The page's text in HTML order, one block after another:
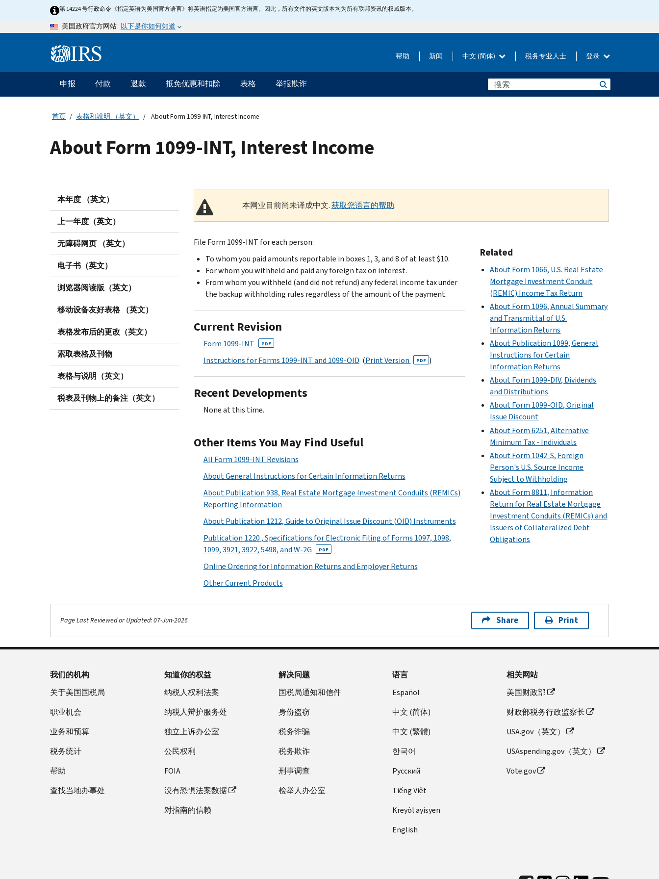
第 14224 号行政命令《指定英语为美国官方语言》将英语指定为美国官方语言。因此，所有文件的英文版本均为所有联邦资讯的权威版本。
美国政府官方网站 以下是你如何知道
Information 帮助 新闻 中文 (简体) 税务专业人士 登录
主
要
导
申报 付款 退款 抵免优惠和扣除 表格 举报欺诈
首页 表格和說明 （英文） About Form 1099-INT, Interest Income
About Form 1099-INT, Interest Income
本年度 （英文）
上一年度（英文）
无障碍网页 （英文）
电子书（英文）
浏览器阅读版（英文）
移动设备友好表格 （英文）
表格发布后的更改（英文）
索取表格及刊物
表格与说明（英文）
税表及刊物上的备注（英文）
本网业目前尚未译成中文.获取您语言的帮助.
File Form 1099-INT for each person:
To whom you paid amounts reportable in boxes 1, 3, and 8 of at least $10.
For whom you withheld and paid any foreign tax on interest.
From whom you withheld (and did not refund) any federal income tax under
the backup withholding rules regardless of the amount of the payment.
Current Revision
Form 1099-INT PDF
Instructions for Forms 1099-INT and 1099-OID (Print Version PDF )
Recent Developments
None at this time.
Other Items You May Find Useful
All Form 1099-INT Revisions
About General Instructions for Certain Information Returns
About Publication 938, Real Estate Mortgage Investment Conduits (REMICs)
Reporting Information
About Publication 1212, Guide to Original Issue Discount (OID) Instruments
Publication 1220 , Specifications for Electronic Filing of Forms 1097, 1098,
1099, 3921, 3922, 5498, and W-2G
PDF
Online Ordering for Information Returns and Employer Returns
Other Current Products
Related
About Form 1066, U.S. Real Estate
Mortgage Investment Conduit
(REMIC) Income Tax Return
About Form 1096, Annual Summary
and Transmittal of U.S.
Information Returns
About Publication 1099, General
Instructions for Certain
Information Returns
About Form 1099-DIV, Dividends
and Distributions
About Form 1099-OID, Original
Issue Discount
About Form 6251, Alternative
Minimum Tax - Individuals
About Form 1042-S, Foreign
Person's U.S. Source Income
Subject to Withholding
About Form 8811, Information
Return for Real Estate Mortgage
Investment Conduits (REMICs) and
Issuers of Collateralized Debt
Obligations
Page Last Reviewed or Updated: 07-Jun-2026 Share Print
我们的机构
关于美国国税局
职业机会
业务和预算
税务统计
帮助
查找当地办事处
知道你的权益
纳税人权利法案
纳税人辩护服务处
独立上诉办公室
公民权利
FOIA
没有恐惧法案数据
对指南的信赖
解决问题
国税局通知和信件
身份盗窃
税务诈骗
税务欺诈
刑事调查
检举人办公室
语言
Español
中文 (简体)
中文 (繁體)
한국어
Pусский
Tiếng Việt
Kreyòl ayisyen
English
相关网站
美国财政部
财政部税务行政监察长
USA.gov（英文）
USAspending.gov（英文）
Vote.gov